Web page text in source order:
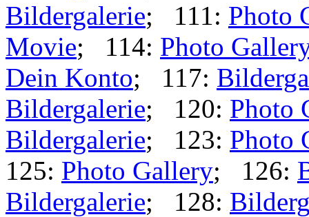
Bildergalerie; 111: Photo
Movie; 114: Photo
Dein Konto; 117:
Bildergalerie; 120: Photo
Bildergalerie; 123: Photo
125: Photo Gallery; 126:
Bildergalerie; 128: